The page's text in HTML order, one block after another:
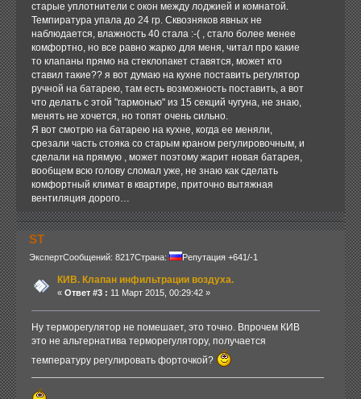
старые уплотнители с окон между лоджией и комнатой.
Темпиратура упала до 24 гр. Сквозняков явных не
наблюдается, влажность 40 стала :-( , стало более менее
комфортно, но все равно жарко для меня, читал про какие
то клапаны прямо на стеклопакет ставятся, может кто
ставил такие?? я вот думаю на кухне поставить регулятор
ручной на батарею, там есть возможность поставить, а вот
что делать с этой "гармонью" из 15 секций чугуна, не знаю,
менять не хочется, но топят очень сильно.
Я вот смотрю на батарею на кухне, когда ее меняли,
срезали часть стояка со старым краном регулировочным, и
сделали на прямую , может поэтому жарит новая батарея,
вообщем всю голову сломал уже, не знаю как сделать
комфортный климат в квартире, приточно вытяжная
вентиляция дорого…
ST
ЭкспертСообщений: 8217Страна: Репутация +641/-1
КИВ. Клапан инфильтрации воздуха.
« Ответ #3 : 11 Март 2015, 00:29:42 »
Ну терморегулятор не помешает, это точно. Впрочем КИВ
это не альтернатива терморегулятору, получается
температуру регулировать форточкой?